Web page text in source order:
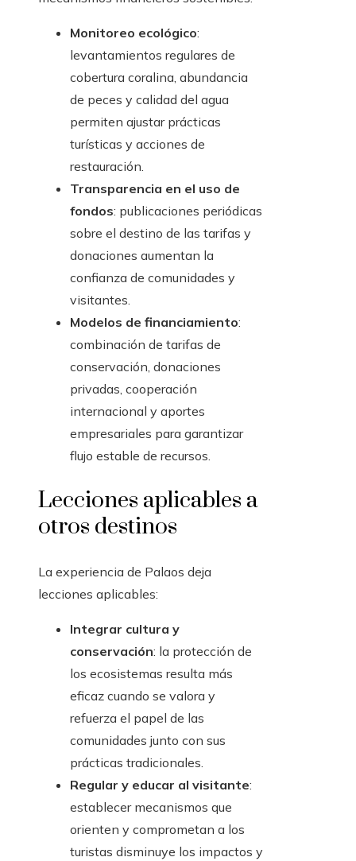
Monitoreo ecológico:
levantamientos regulares de
cobertura coralina, abundancia
de peces y calidad del agua
permiten ajustar prácticas
turísticas y acciones de
restauración.
Transparencia en el uso de
fondos: publicaciones periódicas
sobre el destino de las tarifas y
donaciones aumentan la
confianza de comunidades y
visitantes.
Modelos de financiamiento:
combinación de tarifas de
conservación, donaciones
privadas, cooperación
internacional y aportes
empresariales para garantizar
flujo estable de recursos.
Lecciones aplicables a
otros destinos
La experiencia de Palaos deja
lecciones aplicables:
Integrar cultura y
conservación: la protección de
los ecosistemas resulta más
eficaz cuando se valora y
refuerza el papel de las
comunidades junto con sus
prácticas tradicionales.
Regular y educar al visitante:
establecer mecanismos que
orienten y comprometan a los
turistas disminuye los impactos y